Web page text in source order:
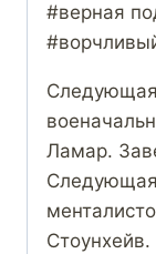
#верная
Следующая
Ламар.